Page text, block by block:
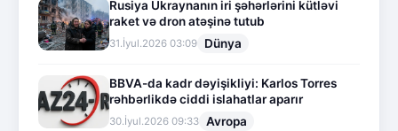
Rusiya Ukraynanın iri şəhərlərini kütləvi
raket və dron atəşinə tutub
31.İyul.2026 03:09 Dünya
BBVA-da kadr dəyişikliyi: Karlos Torres
rəhbərlikdə ciddi islahatlar aparır
30.İyul.2026 09:33 Avropa